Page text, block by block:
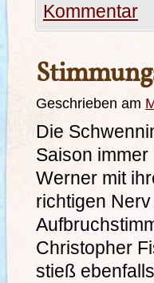
Kommentar
Geschrieben am
Die
Saison
Werner mit
richtigen
Christopher
stieß